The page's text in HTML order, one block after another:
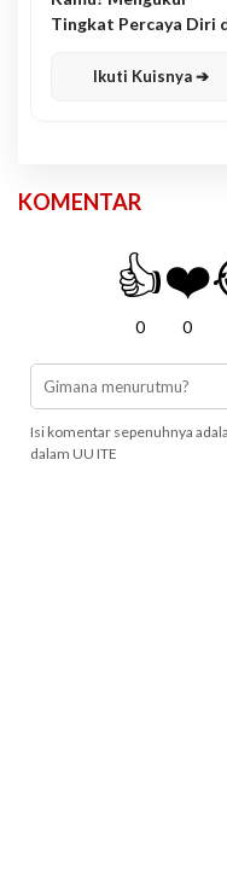
Tingkat Percaya Diri
Ikuti Kuisnya ➔
KOMENTAR
👍
0
❤️
0
Isi komentar sepenuhnya
dalam UU ITE